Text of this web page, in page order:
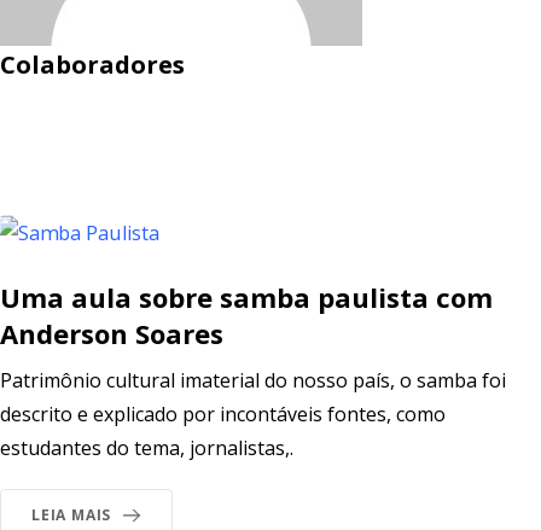
Colaboradores
Uma aula sobre samba paulista com
Anderson Soares
Patrimônio cultural imaterial do nosso país, o samba foi
descrito e explicado por incontáveis fontes, como
estudantes do tema, jornalistas,.
LEIA MAIS